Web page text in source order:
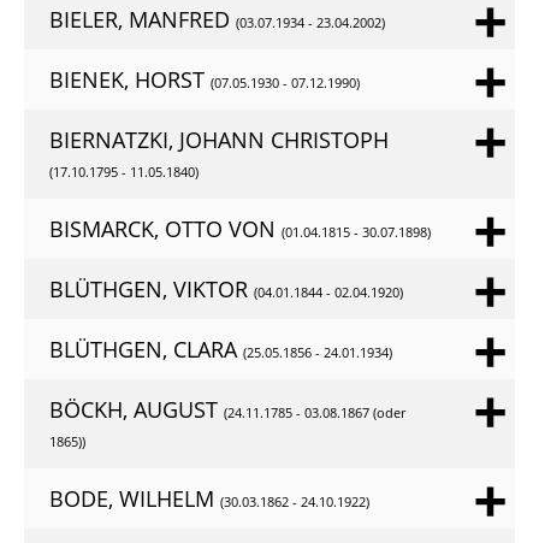
BIELER, MANFRED (03.07.1934 - 23.04.2002)
BIENEK, HORST (07.05.1930 - 07.12.1990)
BIERNATZKI, JOHANN CHRISTOPH
(17.10.1795 - 11.05.1840)
BISMARCK, OTTO VON (01.04.1815 - 30.07.1898)
BLÜTHGEN, VIKTOR (04.01.1844 - 02.04.1920)
BLÜTHGEN, CLARA (25.05.1856 - 24.01.1934)
BÖCKH, AUGUST (24.11.1785 - 03.08.1867 (oder
1865))
BODE, WILHELM (30.03.1862 - 24.10.1922)